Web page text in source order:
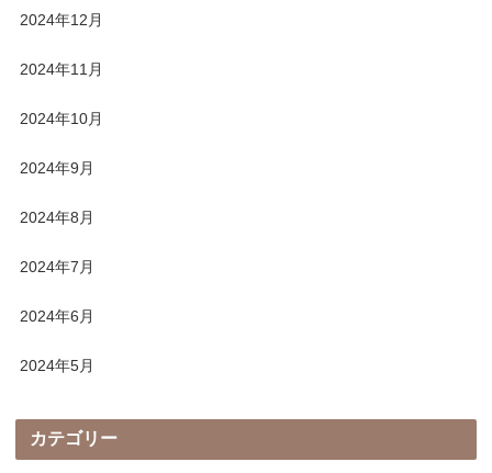
2024年12月
2024年11月
2024年10月
2024年9月
2024年8月
2024年7月
2024年6月
2024年5月
カテゴリー